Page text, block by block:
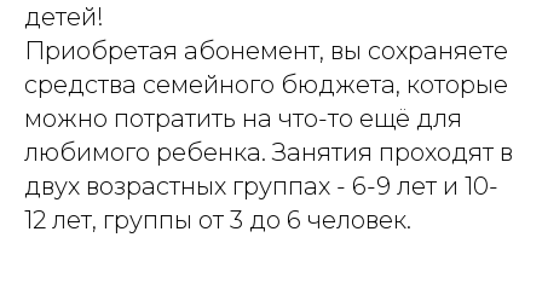
детей!
Приобретая абонемент, вы сохраняете
средства семейного бюджета, которые
можно потратить на что-то ещё для
любимого ребенка. Занятия проходят в
двух возрастных группах - 6-9 лет и 10-
12 лет, группы от 3 до 6 человек.